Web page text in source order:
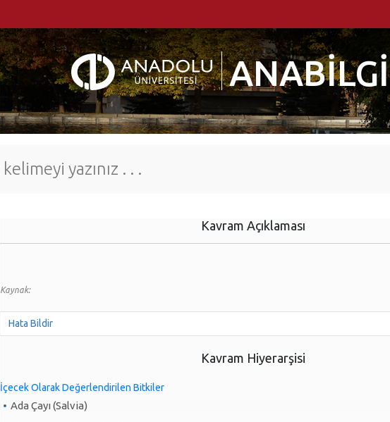
ANABİLGİ
Kavram Açıklaması
Kaynak:
Hata Bildir
Kavram Hiyerarşisi
İçecek Olarak Değerlendirilen Bitkiler
Ada Çayı (Salvia)